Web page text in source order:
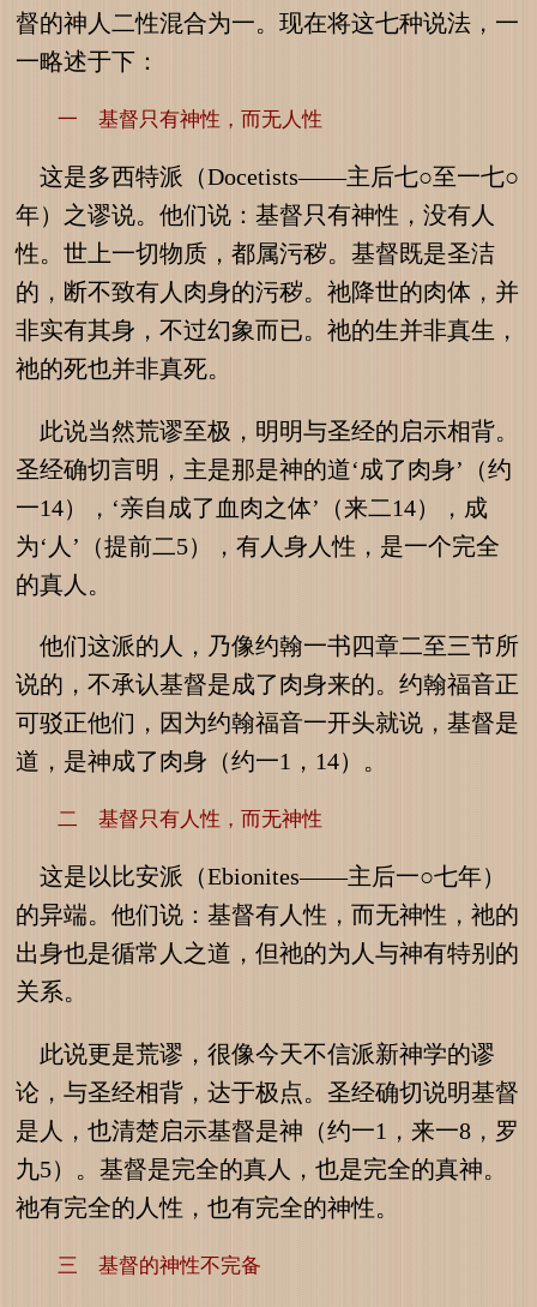
督的神人二性混合为一。现在将这七种说法，一
一略述于下：
一 基督只有神性，而无人性
这是多西特派（Docetists——主后七○至一七○
年）之谬说。他们说：基督只有神性，没有人
性。世上一切物质，都属污秽。基督既是圣洁
的，断不致有人肉身的污秽。祂降世的肉体，并
非实有其身，不过幻象而已。祂的生并非真生，
祂的死也并非真死。
此说当然荒谬至极，明明与圣经的启示相背。
圣经确切言明，主是那是神的道‘成了肉身’（约
一14），‘亲自成了血肉之体’（来二14），成
为‘人’（提前二5），有人身人性，是一个完全
的真人。
他们这派的人，乃像约翰一书四章二至三节所
说的，不承认基督是成了肉身来的。约翰福音正
可驳正他们，因为约翰福音一开头就说，基督是
道，是神成了肉身（约一1，14）。
二 基督只有人性，而无神性
这是以比安派（Ebionites——主后一○七年）
的异端。他们说：基督有人性，而无神性，祂的
出身也是循常人之道，但祂的为人与神有特别的
关系。
此说更是荒谬，很像今天不信派新神学的谬
论，与圣经相背，达于极点。圣经确切说明基督
是人，也清楚启示基督是神（约一1，来一8，罗
九5）。基督是完全的真人，也是完全的真神。
祂有完全的人性，也有完全的神性。
三 基督的神性不完备